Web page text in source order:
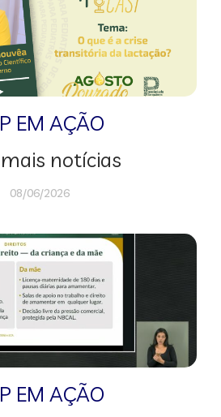
EM AÇÃO
notícias
08/06/2026
EM AÇÃO